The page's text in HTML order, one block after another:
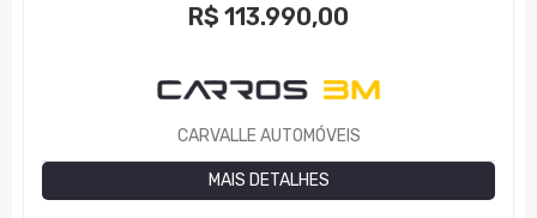
R$ 113.990,00
CARVALLE AUTOMÓVEIS
MAIS DETALHES